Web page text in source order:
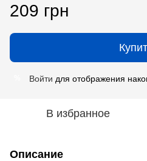
209 грн
Войти для отображения
В избранное
Описание